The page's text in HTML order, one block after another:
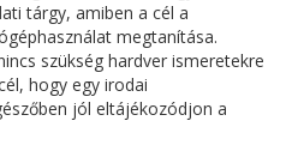
tárgy, amiben a cél a
megtanítása.
szükség hardver ismeretekre
hogy egy irodai
jól eltájékozódjon a